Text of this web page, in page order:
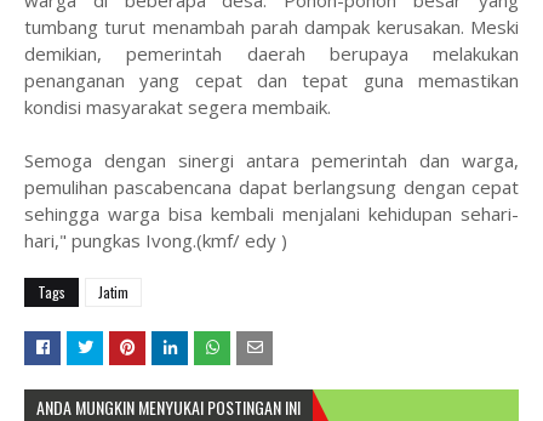
tumbang turut menambah parah dampak kerusakan. Meski
demikian, pemerintah daerah berupaya melakukan
penanganan yang cepat dan tepat guna memastikan
kondisi masyarakat segera membaik.
Semoga dengan sinergi antara pemerintah dan warga,
pemulihan pascabencana dapat berlangsung dengan cepat
sehingga warga bisa kembali menjalani kehidupan sehari-
hari," pungkas Ivong.(kmf/ edy )
Tags Jatim
ANDA MUNGKIN MENYUKAI POSTINGAN INI